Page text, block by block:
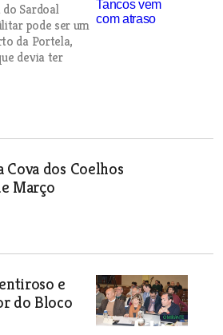
do Sardoal
pode ser um
da Portela,
devia ter
dos Coelhos
Março
e
do Bloco